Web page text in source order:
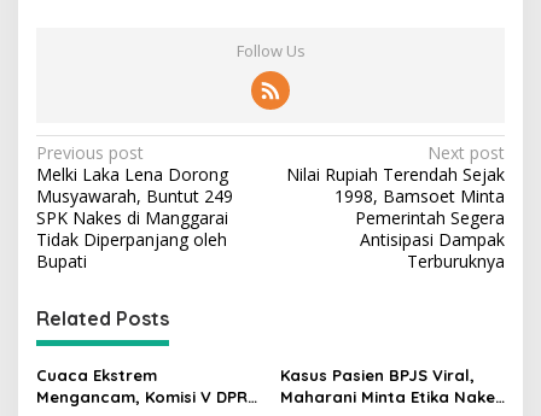
Follow Us
P
o
s
t
a
v
i
Previous post
Melki Laka Lena Dorong
Musyawarah, Buntut 249
SPK Nakes di Manggarai
Tidak Diperpanjang oleh
Bupati
Next post
Nilai Rupiah Terendah Sejak
1998, Bamsoet Minta
Pemerintah Segera
Antisipasi Dampak
Terburuknya
Related Posts
Cuaca Ekstrem
Mengancam, Komisi V DPR
Kasus Pasien BPJS Viral,
Maharani Minta Etika Nakes